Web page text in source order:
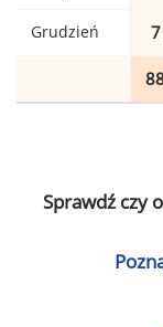
Grudzień
Sprawdź czy